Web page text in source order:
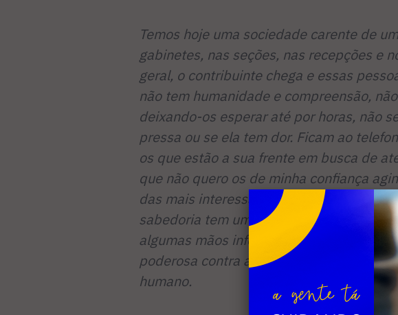
Temos hoje uma sociedade carente de
gabinetes, nas seções, nas recepções e
geral, o contribuinte chega e essas
não tem humanidade e compreensão,
deixando-os esperar até por horas, não
pressa ou se ela tem dor. Ficam ao
os que estão a sua frente em busca de
que não quero os de minha confiança
das mais interessantes obras do homem
sabedoria tem uma fantástica
algumas mãos infelizmente, tem se
poderosa contra a dignidade, a moral, a
humano.